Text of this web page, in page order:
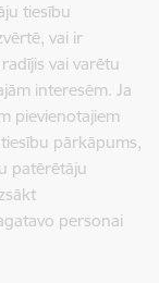
tiesību
vai ir
vai varētu
interesēm. Ja
pievienotajiem
pārkāpums,
patērētāju
personai